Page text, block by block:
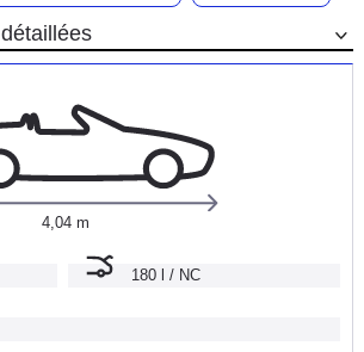
4,04 m
180 l / NC